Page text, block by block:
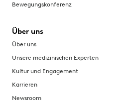
Bewegungskonferenz
Über uns
Über uns
Unsere medizinischen Experten
Kultur und Engagement
Karrieren
Newsroom